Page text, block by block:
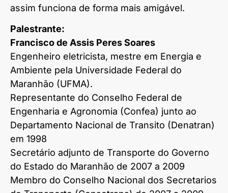
assim funciona de forma mais amigável.
Palestrante:
Francisco de Assis Peres Soares
Engenheiro eletricista, mestre em Energia e
Ambiente pela Universidade Federal do
Maranhão (UFMA).
Representante do Conselho Federal de
Engenharia e Agronomia (Confea) junto ao
Departamento Nacional de Transito (Denatran)
em 1998
Secretário adjunto de Transporte do Governo
do Estado do Maranhão de 2007 a 2009
Membro do Conselho Nacional dos Secretarios